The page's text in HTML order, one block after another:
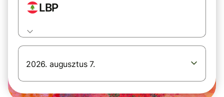
LBP
2026. augusztus 7.